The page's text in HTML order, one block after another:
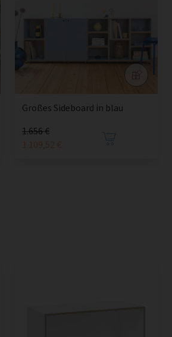
Großes Sideboard in blau
1.656 €
1.109,52 €